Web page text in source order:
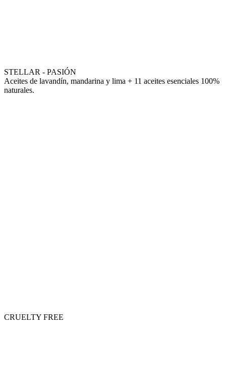
STELLAR - PASIÓN
Aceites de lavandín, mandarina y lima + 11 aceites esenciales 100%
naturales.
CRUELTY FREE